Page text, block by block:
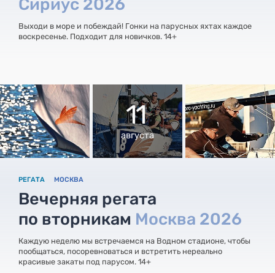
Сириус 2026
Выходи в море и побеждай! Гонки на парусных яхтах каждое
воскресенье. Подходит для новичков. 14+
11
августа
РЕГАТА МОСКВА
Вечерняя регата
по вторникам Москва 2026
Каждую неделю мы встречаемся на Водном стадионе, чтобы
пообщаться, посоревноваться и встретить нереально
красивые закаты под парусом. 14+